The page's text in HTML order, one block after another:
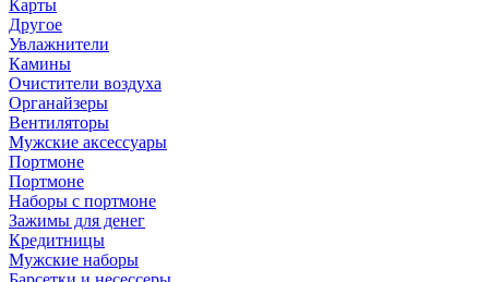
Карты
Другое
Увлажнители
Камины
Очистители воздуха
Органайзеры
Вентиляторы
Мужские аксессуары
Портмоне
Портмоне
Наборы с портмоне
Зажимы для денег
Кредитницы
Мужские наборы